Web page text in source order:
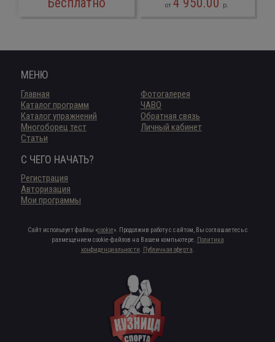
от р.
МЕНЮ
Главная
Каталог программ
Каталог упражнений
Многоборец тест
Статьи
Фотогалерея
ЧАВО
Обратная связь
Личный кабинет
С ЧЕГО НАЧАТЬ?
Регистрация
Авторизация
Мои программы
Сайт использует файлы «cookie». Продолжив работу с сайтом, Вы соглашаетесь с
размещением cookie-файлов на Вашем компьютере. Политика
конфиденциальности. Публичная оферта.